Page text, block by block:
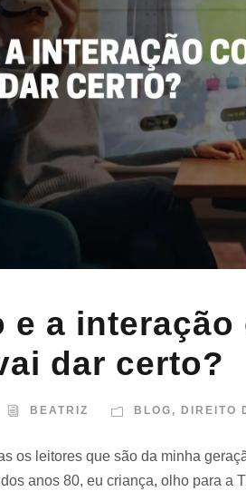
e a
dar certo?
BEATRIZ BLOG , DIREITO
os leitores que são da minha
anos 80, eu criança, olho para a